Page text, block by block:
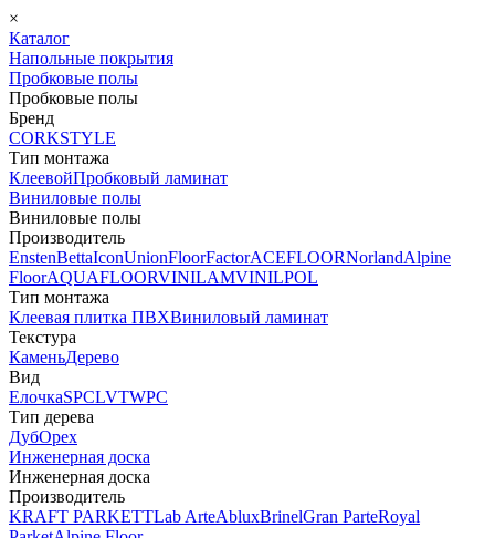
×
Каталог
Напольные покрытия
Пробковые полы
Пробковые полы
Бренд
CORKSTYLE
Тип монтажа
КлеевойПробковый ламинат
Виниловые полы
Виниловые полы
Производитель
EnstenBettaIconUnionFloorFactorACEFLOORNorlandAlpine
FloorAQUAFLOORVINILAMVINILPOL
Тип монтажа
Клеевая плитка ПВХВиниловый ламинат
Текстура
КаменьДерево
Вид
ЕлочкаSPCLVTWPC
Тип дерева
ДубОрех
Инженерная доска
Инженерная доска
Производитель
KRAFT PARKETTLab ArteAbluxBrinelGran ParteRoyal